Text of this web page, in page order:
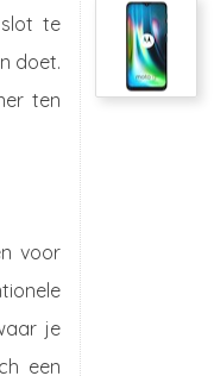
te
doet.
ten
voor
je
een